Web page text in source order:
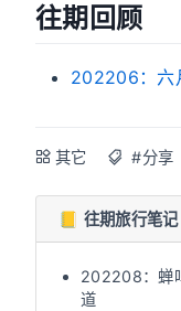
往期回顾
202206：六
其它 #分享
📒 往期旅行笔记
202208：蝉
道